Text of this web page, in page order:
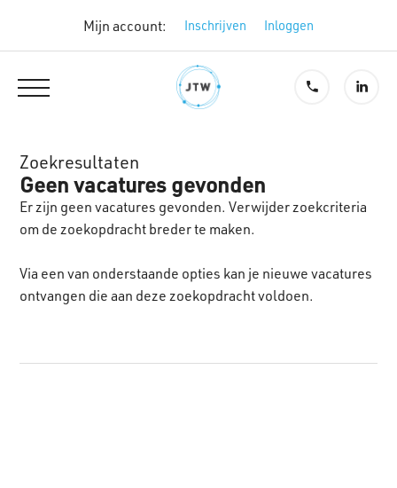
Mijn account: Inschrijven Inloggen
Zoekresultaten
Geen vacatures gevonden
Er zijn geen vacatures gevonden. Verwijder zoekcriteria
om de zoekopdracht breder te maken.
Via een van onderstaande opties kan je nieuwe vacatures
ontvangen die aan deze zoekopdracht voldoen.